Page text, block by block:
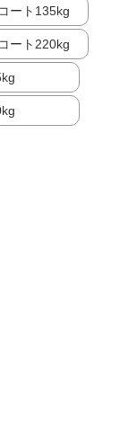
ート135kg
ート220kg